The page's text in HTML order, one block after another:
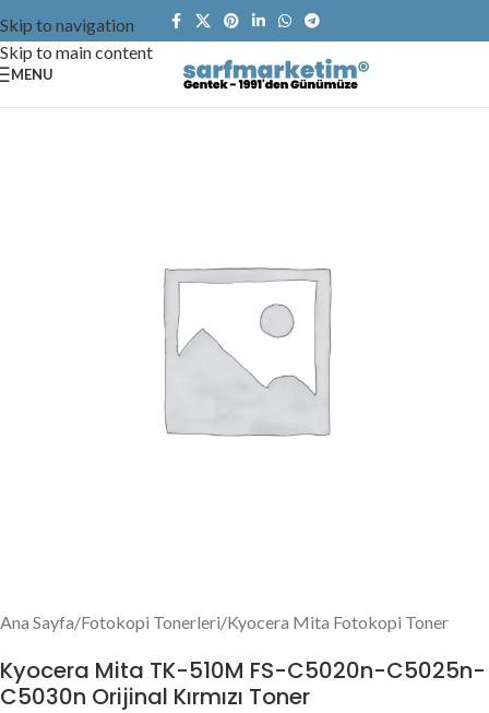
Skip to navigation
Skip to main content
MENU
Ana Sayfa/Fotokopi Tonerleri/Kyocera Mita Fotokopi Toner
Kyocera Mita TK-510M FS-C5020n-C5025n-
C5030n Orijinal Kırmızı Toner